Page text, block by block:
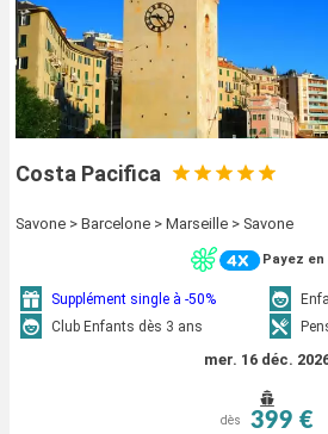
Costa Pacifica
Savone > Barcelone > Marseille > Savone
Payez en
Supplément single à -50%
Club Enfants dès 3 ans
mer. 16 déc.
dès 399 €